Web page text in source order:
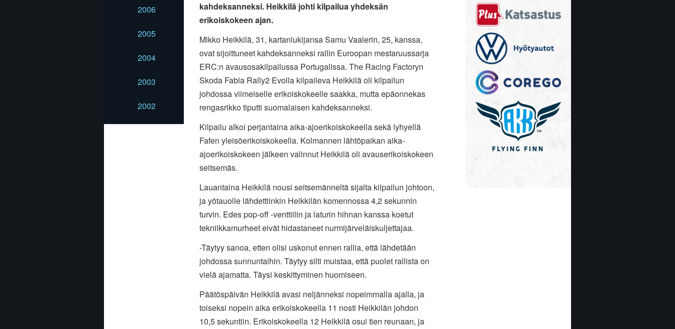
2006
2005
2004
2003
2002
kahdeksanneksi. Heikkilä johti kilpailua yhdeksän
erikoiskokeen ajan.
Mikko Heikkilä, 31, kartanlukijansa Samu Vaalerin, 25, kanssa,
ovat sijoittuneet kahdeksanneksi rallin Euroopan mestaruussarja
ERC:n avausosakilpailussa Portugalissa. The Racing Factoryn
Skoda Fabia Rally2 Evolla kilpaileva Heikkilä oli kilpailun
johdossa viimeiselle erikoiskokeelle saakka, mutta epäonnekas
rengasrikko tiputti suomalaisen kahdeksanneksi.
Kilpailu alkoi perjantaina aika-ajoerikoiskokeella sekä lyhyellä
Fafen yleisöerikoiskokeella. Kolmannen lähtöpaikan aika-
ajoerikoiskokeen jälkeen valinnut Heikkilä oli avauserikoiskokeen
seitsemäs.
Lauantaina Heikkilä nousi seitsemänneltä sijalta kilpailun johtoon,
ja yötauolle lähdettiinkin Heikkilän komennossa 4,2 sekunnin
turvin. Edes pop-off -venttiilin ja laturin hihnan kanssa koetut
tekniikkamurheet eivät hidastaneet nurmijärveläiskuljettajaa.
-Täytyy sanoa, etten olisi uskonut ennen rallia, että lähdetään
johdossa sunnuntaihin. Täytyy silti muistaa, että puolet rallista on
vielä ajamatta. Täysi keskittyminen huomiseen.
Päätöspäivän Heikkilä avasi neljänneksi nopeimmalla ajalla, ja
toiseksi nopein aika erikoiskokeella 11 nosti Heikkilän johdon
10,5 sekuntiin. Erikoiskokeella 12 Heikkilä osui tien reunaan, ja